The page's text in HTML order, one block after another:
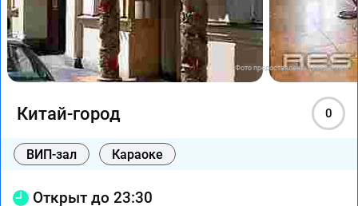
Фото предоставлены заведением
Китай-город 0
ВИП-зал Караоке
Открыт до 23:30